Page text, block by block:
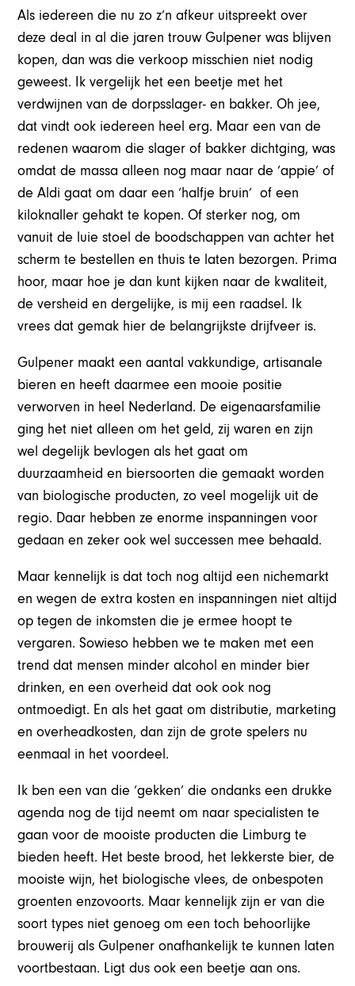
Als iedereen die nu zo z’n afkeur uitspreekt over
deze deal in al die jaren trouw Gulpener was blijven
kopen, dan was die verkoop misschien niet nodig
geweest. Ik vergelijk het een beetje met het
verdwijnen van de dorpsslager- en bakker. Oh jee,
dat vindt ook iedereen heel erg. Maar een van de
redenen waarom die slager of bakker dichtging, was
omdat de massa alleen nog maar naar de ‘appie’ of
de Aldi gaat om daar een ‘halfje bruin’ of een
kiloknaller gehakt te kopen. Of sterker nog, om
vanuit de luie stoel de boodschappen van achter het
scherm te bestellen en thuis te laten bezorgen. Prima
hoor, maar hoe je dan kunt kijken naar de kwaliteit,
de versheid en dergelijke, is mij een raadsel. Ik
vrees dat gemak hier de belangrijkste drijfveer is.
Gulpener maakt een aantal vakkundige, artisanale
bieren en heeft daarmee een mooie positie
verworven in heel Nederland. De eigenaarsfamilie
ging het niet alleen om het geld, zij waren en zijn
wel degelijk bevlogen als het gaat om
duurzaamheid en biersoorten die gemaakt worden
van biologische producten, zo veel mogelijk uit de
regio. Daar hebben ze enorme inspanningen voor
gedaan en zeker ook wel successen mee behaald.
Maar kennelijk is dat toch nog altijd een nichemarkt
en wegen de extra kosten en inspanningen niet altijd
op tegen de inkomsten die je ermee hoopt te
vergaren. Sowieso hebben we te maken met een
trend dat mensen minder alcohol en minder bier
drinken, en een overheid dat ook ook nog
ontmoedigt. En als het gaat om distributie, marketing
en overheadkosten, dan zijn de grote spelers nu
eenmaal in het voordeel.
Ik ben een van die ‘gekken’ die ondanks een drukke
agenda nog de tijd neemt om naar specialisten te
gaan voor de mooiste producten die Limburg te
bieden heeft. Het beste brood, het lekkerste bier, de
mooiste wijn, het biologische vlees, de onbespoten
groenten enzovoorts. Maar kennelijk zijn er van die
soort types niet genoeg om een toch behoorlijke
brouwerij als Gulpener onafhankelijk te kunnen laten
voortbestaan. Ligt dus ook een beetje aan ons.